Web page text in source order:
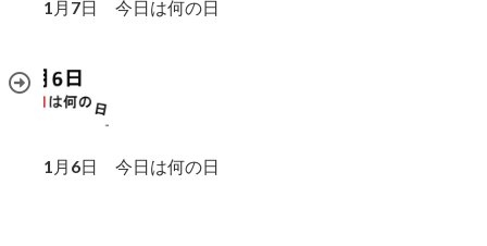
1月7日 今日は何の日
1月6日 今日は何の日